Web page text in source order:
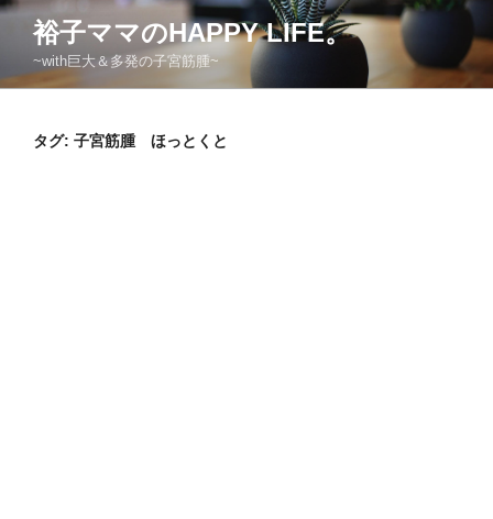
コ
ン
裕子ママのHAPPY LIFE。
~with巨大＆多発の子宮筋腫~
タグ: 子宮筋腫 ほっとくと